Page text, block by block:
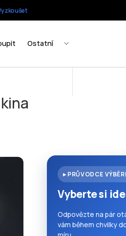
▸ PRŮVODCE
Vyberte si
Odpovězte na pár
vám během chvilky